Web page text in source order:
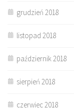
grudzień 2018
listopad 2018
październik 2018
sierpień 2018
czerwiec 2018